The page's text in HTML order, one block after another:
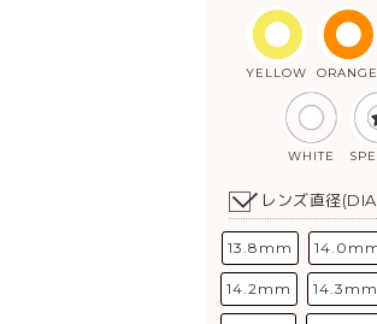
YELLOW ORANGE
WHITE
レンズ直径
13.8mm
14.2mm 14.3mm